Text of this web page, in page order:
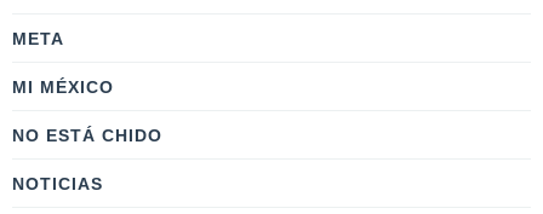
META
MI MÉXICO
NO ESTÁ CHIDO
NOTICIAS